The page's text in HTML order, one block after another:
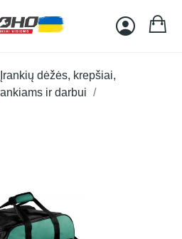
Įrankių dėžės, krepšiai,
ir darbui